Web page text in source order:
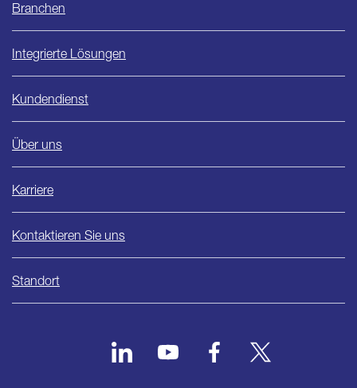
Branchen
Integrierte Lösungen
Kundendienst
Über uns
Karriere
Kontaktieren Sie uns
Standort